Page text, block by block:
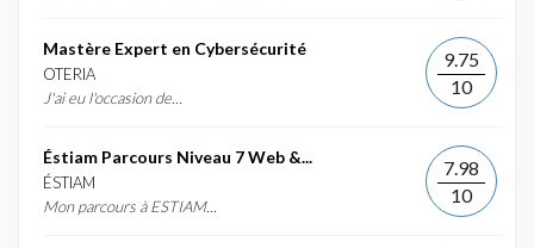
Mastère Expert en Cybersécurité
OTERIA
J'ai eu l'occasion de...
9.75
10
Éstiam Parcours Niveau 7 Web &...
ÉSTIAM
Mon parcours à ESTIAM...
7.98
10